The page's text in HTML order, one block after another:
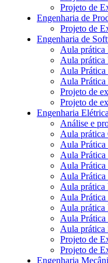
Projeto de
Engenharia de
Projeto de
Engenharia de
Aula prática
Aula prática
Aula Prática
Aula Prática
Projeto de
Projeto de
Engenharia Elétrica
Análise e
Aula prática
Aula
Aula Prática
Aula Prática
Aula
Aula prática
Aula Prática
Aula prática
Aula Prática
Aula prática
Projeto de
Projeto de
Engenharia